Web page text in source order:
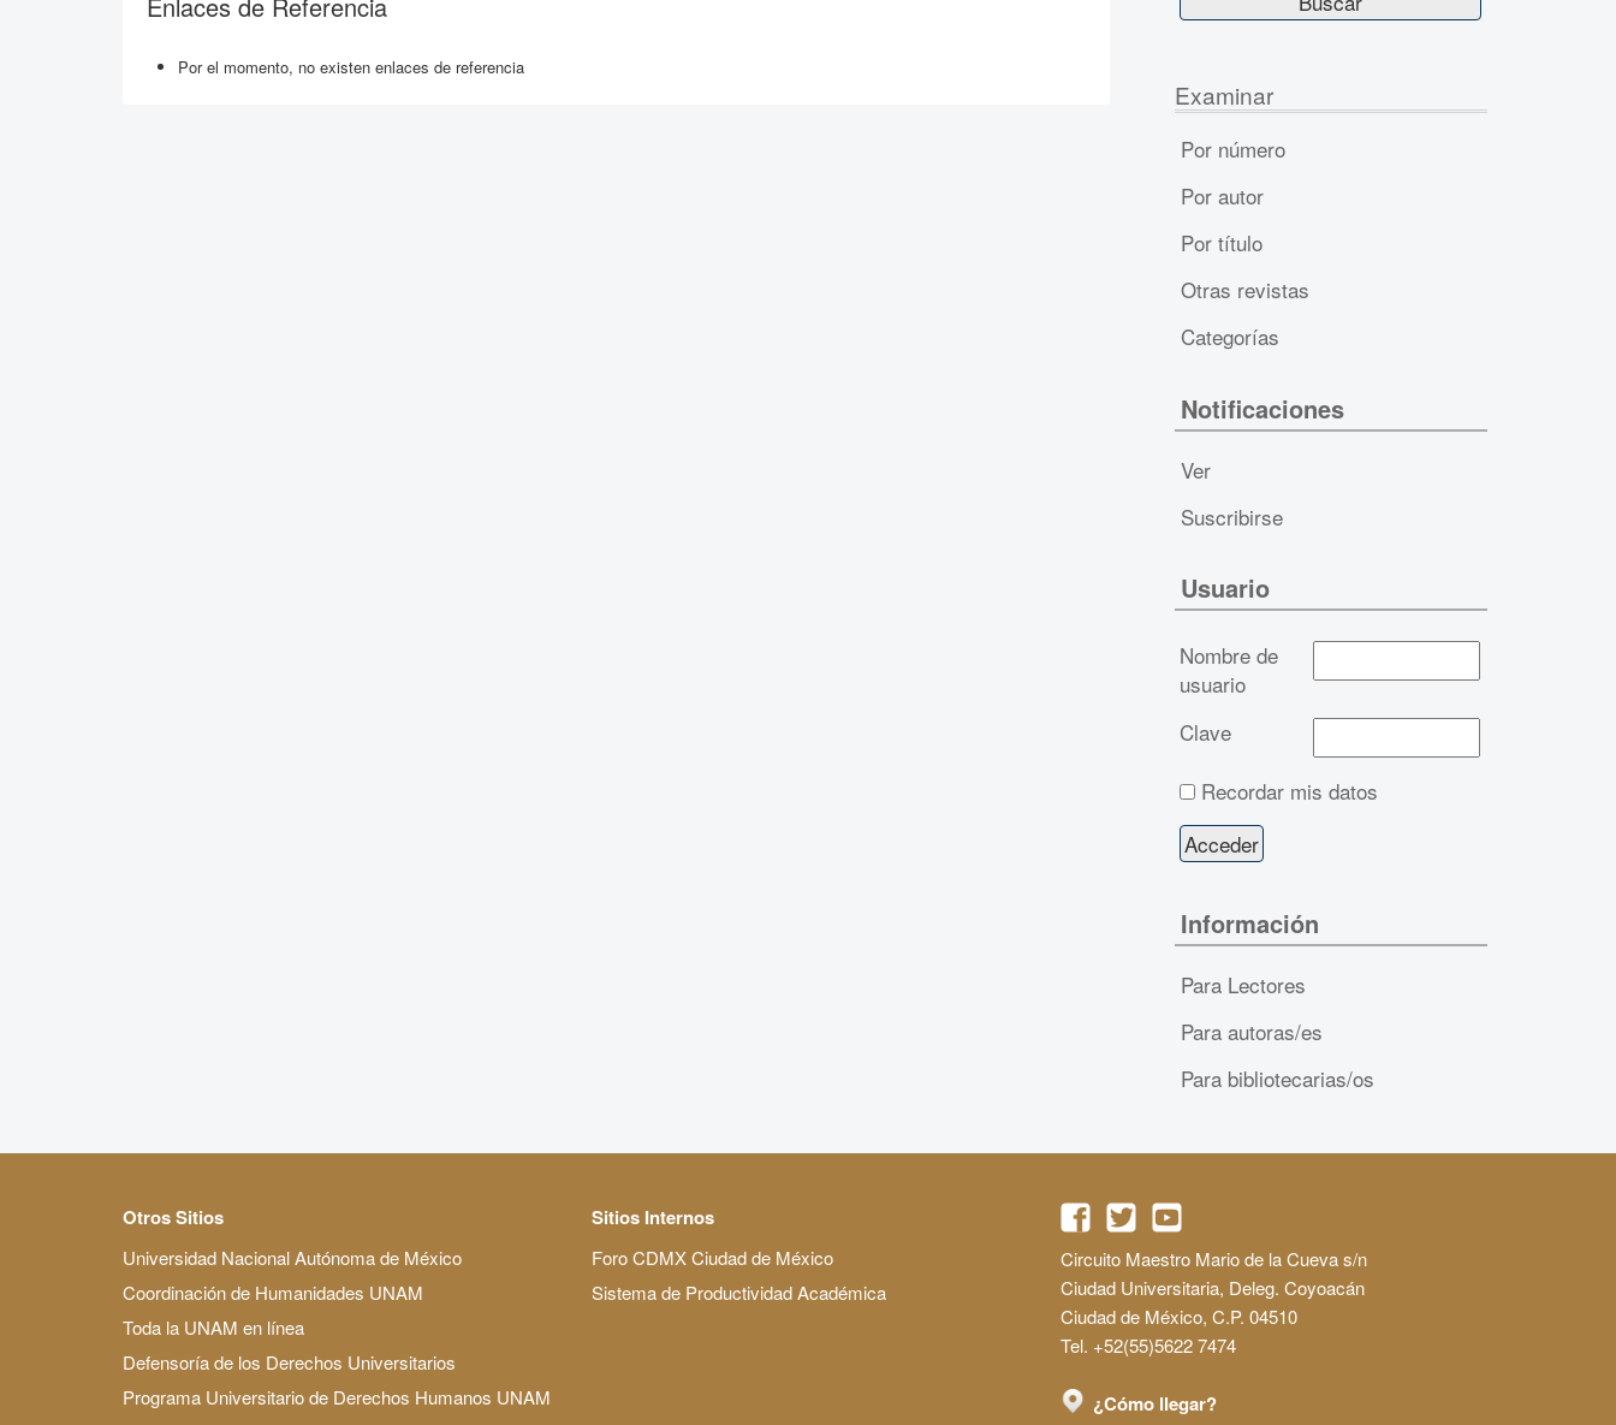
Por el momento, no existen enlaces de referencia
Examinar
Por número
Por autor
Por título
Otras revistas
Categorías
Notificaciones
Ver
Suscribirse
Usuario
Nombre de
usuario
Clave
Recordar mis datos
Información
Para Lectores
Para autoras/es
Para bibliotecarias/os
Otros Sitios
Universidad Nacional Autónoma de México
Coordinación de Humanidades UNAM
Toda la UNAM en línea
Defensoría de los Derechos Universitarios
Programa Universitario de Derechos Humanos UNAM
Sitios Internos
Foro CDMX Ciudad de México
Sistema de Productividad Académica
Circuito Maestro Mario de la Cueva s/n
Ciudad Universitaria, Deleg. Coyoacán
Ciudad de México, C.P. 04510
Tel. +52(55)5622 7474
¿Cómo llegar?